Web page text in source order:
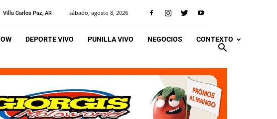
Villa Carlos Paz, AR sábado, agosto 8, 2026
DEPORTE VIVO PUNILLA VIVO NEGOCIOS CONTEXTO